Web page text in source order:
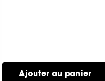
Ajouter au panier